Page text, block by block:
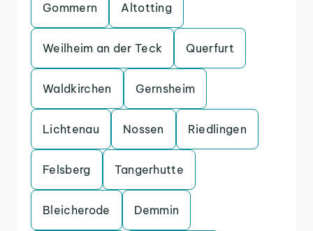
Gommern Altotting
Weilheim an der Teck Querfurt
Waldkirchen Gernsheim
Lichtenau Nossen Riedlingen
Felsberg Tangerhutte
Bleicherode Demmin